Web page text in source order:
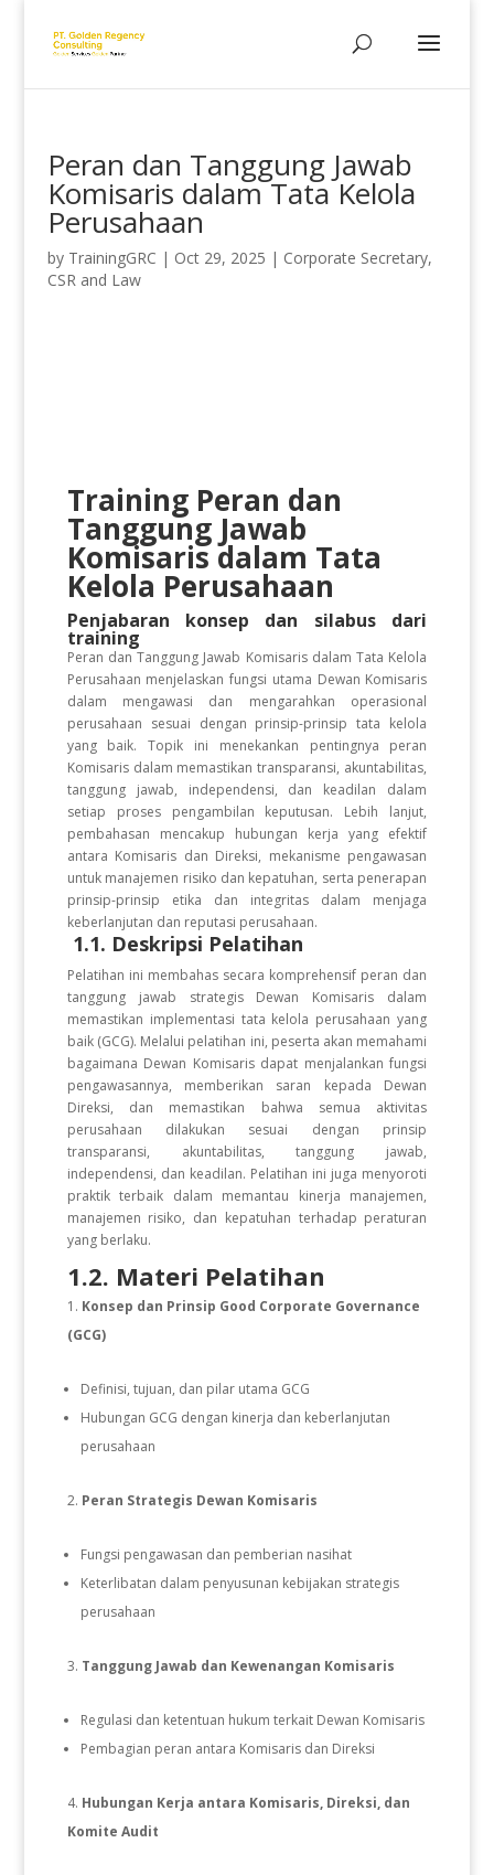
Peran dan Tanggung Jawab
Komisaris dalam Tata Kelola
Perusahaan
by TrainingGRC | Oct 29, 2025 | Corporate Secretary,
CSR and Law
Training Peran dan
Tanggung Jawab
Komisaris dalam Tata
Kelola Perusahaan
Penjabaran konsep dan silabus dari
training
Peran dan Tanggung Jawab Komisaris dalam Tata Kelola
Perusahaan menjelaskan fungsi utama Dewan Komisaris
dalam mengawasi dan mengarahkan operasional
perusahaan sesuai dengan prinsip-prinsip tata kelola
yang baik. Topik ini menekankan pentingnya peran
Komisaris dalam memastikan transparansi, akuntabilitas,
tanggung jawab, independensi, dan keadilan dalam
setiap proses pengambilan keputusan. Lebih lanjut,
pembahasan mencakup hubungan kerja yang efektif
antara Komisaris dan Direksi, mekanisme pengawasan
untuk manajemen risiko dan kepatuhan, serta penerapan
prinsip-prinsip etika dan integritas dalam menjaga
keberlanjutan dan reputasi perusahaan.
1.1. Deskripsi Pelatihan
Pelatihan ini membahas secara komprehensif peran dan
tanggung jawab strategis Dewan Komisaris dalam
memastikan implementasi tata kelola perusahaan yang
baik (GCG). Melalui pelatihan ini, peserta akan memahami
bagaimana Dewan Komisaris dapat menjalankan fungsi
pengawasannya, memberikan saran kepada Dewan
Direksi, dan memastikan bahwa semua aktivitas
perusahaan dilakukan sesuai dengan prinsip
transparansi, akuntabilitas, tanggung jawab,
independensi, dan keadilan. Pelatihan ini juga menyoroti
praktik terbaik dalam memantau kinerja manajemen,
manajemen risiko, dan kepatuhan terhadap peraturan
yang berlaku.
1.2. Materi Pelatihan
Konsep dan Prinsip Good Corporate Governance
(GCG)
Definisi, tujuan, dan pilar utama GCG
Hubungan GCG dengan kinerja dan keberlanjutan
perusahaan
Peran Strategis Dewan Komisaris
Fungsi pengawasan dan pemberian nasihat
Keterlibatan dalam penyusunan kebijakan strategis
perusahaan
Tanggung Jawab dan Kewenangan Komisaris
Regulasi dan ketentuan hukum terkait Dewan Komisaris
Pembagian peran antara Komisaris dan Direksi
Hubungan Kerja antara Komisaris, Direksi, dan
Komite Audit